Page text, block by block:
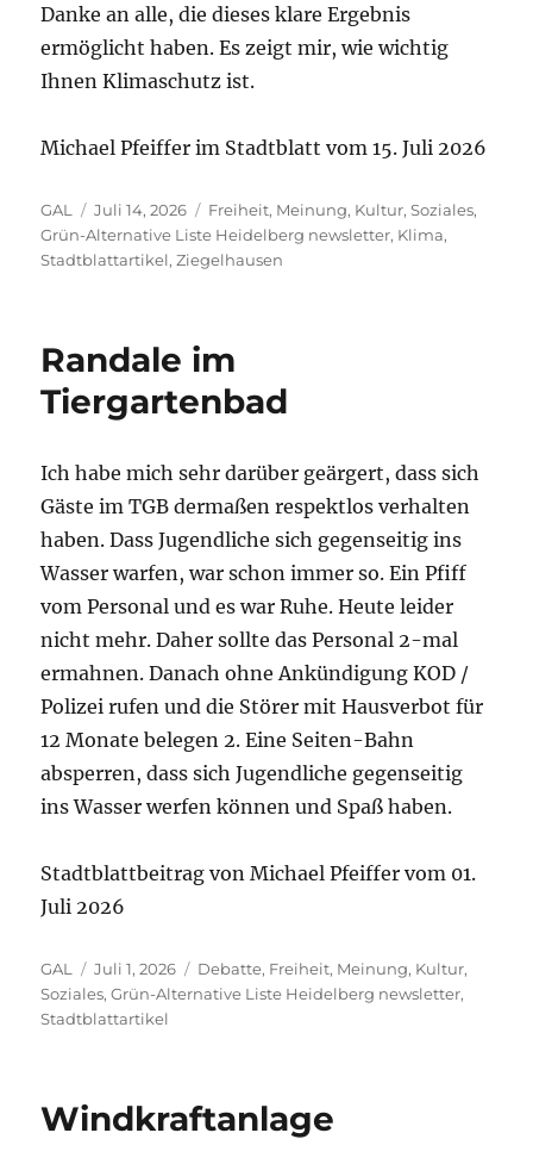
Danke an alle, die dieses klare Ergebnis
ermöglicht haben. Es zeigt mir, wie wichtig
Ihnen Klimaschutz ist.
Michael Pfeiffer im Stadtblatt vom 15. Juli 2026
Autor
GAL
Veröffentlicht
am
Juli 14, 2026 Kategorien
Freiheit, Meinung, Kultur, Soziales,
Grün-Alternative Liste Heidelberg newsletter, Klima,
Stadtblattartikel,Ziegelhausen
Randale im
Tiergartenbad
Ich habe mich sehr darüber geärgert, dass sich
Gäste im TGB dermaßen respektlos verhalten
haben. Dass Jugendliche sich gegenseitig ins
Wasser warfen, war schon immer so. Ein Pfiff
vom Personal und es war Ruhe. Heute leider
nicht mehr. Daher sollte das Personal 2-mal
ermahnen. Danach ohne Ankündigung KOD /
Polizei rufen und die Störer mit Hausverbot für
12 Monate belegen 2. Eine Seiten-Bahn
absperren, dass sich Jugendliche gegenseitig
ins Wasser werfen können und Spaß haben.
Stadtblattbeitrag von Michael Pfeiffer vom 01.
Juli 2026
Autor
GAL
Veröffentlicht
am
Juli 1, 2026 Kategorien
Debatte, Freiheit, Meinung, Kultur,
Soziales,Grün-Alternative Liste Heidelberg newsletter,
Stadtblattartikel
Windkraftanlage